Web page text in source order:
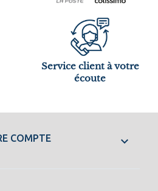
Service client à votre
écoute
COMPTE 